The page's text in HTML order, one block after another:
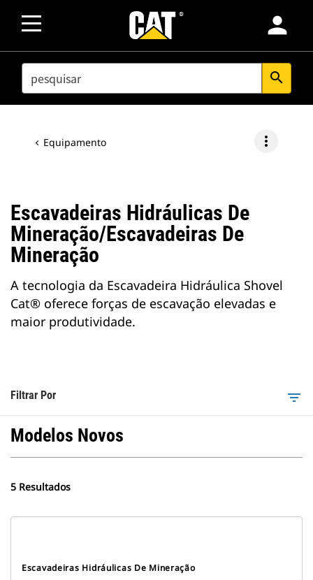
person
SEARCH search
Equipamento more_vert
Escavadeiras Hidráulicas De
Mineração/Escavadeiras De
Mineração
A tecnologia da Escavadeira Hidráulica Shovel
Cat® oferece forças de escavação elevadas e
maior produtividade.
Filtrar Por filter_list
Modelos Novos
5 Resultados
Escavadeiras Hidráulicas De Mineração